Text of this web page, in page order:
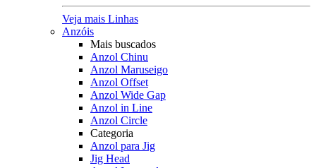
Veja mais Linhas
Anzóis
Mais buscados
Anzol Chinu
Anzol Maruseigo
Anzol Offset
Anzol Wide Gap
Anzol in Line
Anzol Circle
Categoria
Anzol para Jig
Jig Head